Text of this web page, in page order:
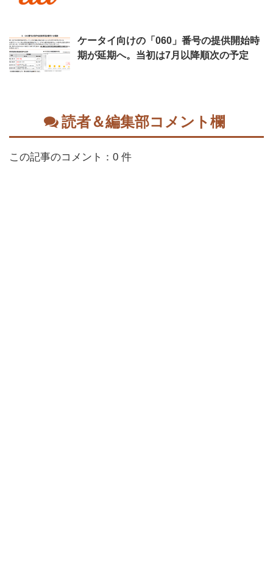
ケータイ向けの「060」番号の提供開始時
期が延期へ。当初は7月以降順次の予定
読者＆編集部コメント欄
この記事のコメント：0 件